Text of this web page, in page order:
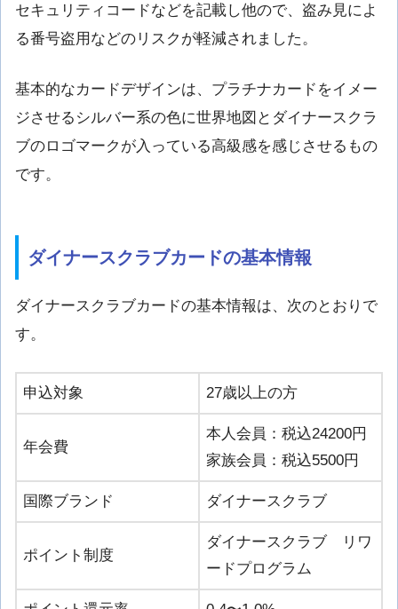
セキュリティコードなどを記載し他ので、盗み見によ
る番号盗用などのリスクが軽減されました。
基本的なカードデザインは、プラチナカードをイメー
ジさせるシルバー系の色に世界地図とダイナースクラ
ブのロゴマークが入っている高級感を感じさせるもの
です。
ダイナースクラブカードの基本情報
ダイナースクラブカードの基本情報は、次のとおりで
す。
申込対象 27歳以上の方
年会費
本人会員：税込24200円
家族会員：税込5500円
国際ブランド ダイナースクラブ
ポイント制度
ダイナースクラブ リワ
ードプログラム